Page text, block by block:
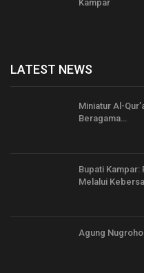
Kampar
LATEST NEWS
Miniatur Al-
Beragama…
Bupati Kampar:
Melalui
Agung